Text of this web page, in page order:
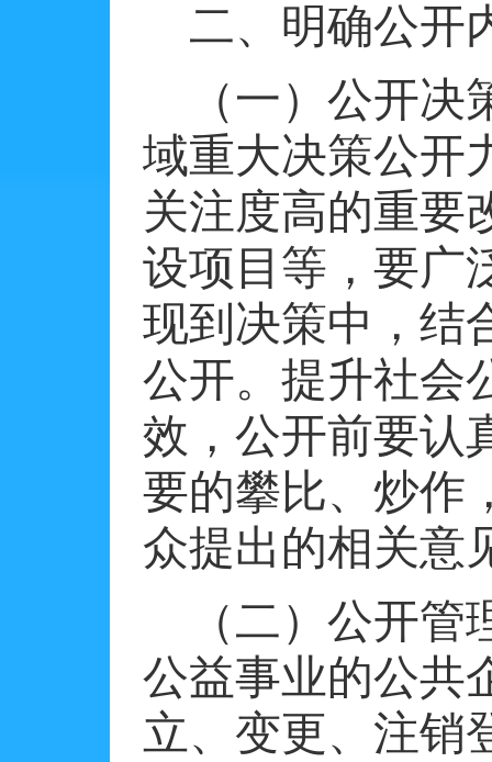
二、明确公开
（一）公开
域重大决策公开
关注度高的重要
设项目等，要广
现到决策中，结
公开。提升社会
效，公开前要认
要的攀比、炒作
众提出的相关意
（二）公开
公益事业的公共
立、变更、注销